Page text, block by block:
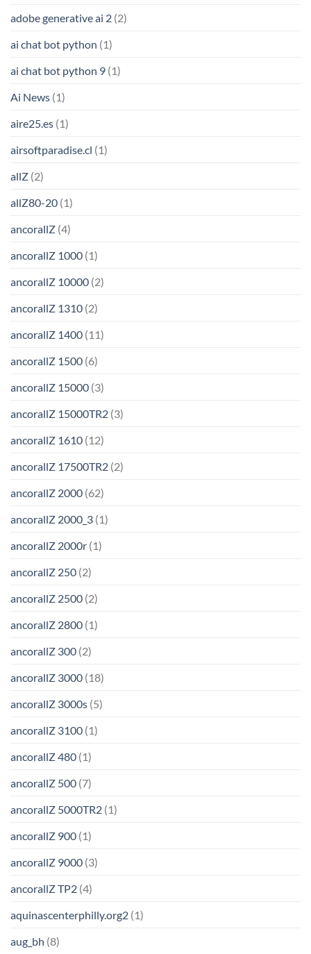
adobe generative ai 2 (2)
ai chat bot python (1)
ai chat bot python 9 (1)
Ai News (1)
aire25.es (1)
airsoftparadise.cl (1)
allZ (2)
allZ80-20 (1)
ancorallZ (4)
ancorallZ 1000 (1)
ancorallZ 10000 (2)
ancorallZ 1310 (2)
ancorallZ 1400 (11)
ancorallZ 1500 (6)
ancorallZ 15000 (3)
ancorallZ 15000TR2 (3)
ancorallZ 1610 (12)
ancorallZ 17500TR2 (2)
ancorallZ 2000 (62)
ancorallZ 2000_3 (1)
ancorallZ 2000r (1)
ancorallZ 250 (2)
ancorallZ 2500 (2)
ancorallZ 2800 (1)
ancorallZ 300 (2)
ancorallZ 3000 (18)
ancorallZ 3000s (5)
ancorallZ 3100 (1)
ancorallZ 480 (1)
ancorallZ 500 (7)
ancorallZ 5000TR2 (1)
ancorallZ 900 (1)
ancorallZ 9000 (3)
ancorallZ TP2 (4)
aquinascenterphilly.org2 (1)
aug_bh (8)